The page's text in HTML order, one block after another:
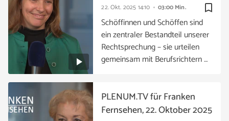
bookmark_border
22. Okt. 2025 14:10 03:00 Min.
Schöffinnen und Schöffen sind
ein zentraler Bestandteil unserer
Rechtsprechung – sie urteilen
gemeinsam mit Berufsrichtern …
PLENUM.TV für Franken
Fernsehen, 22. Oktober 2025